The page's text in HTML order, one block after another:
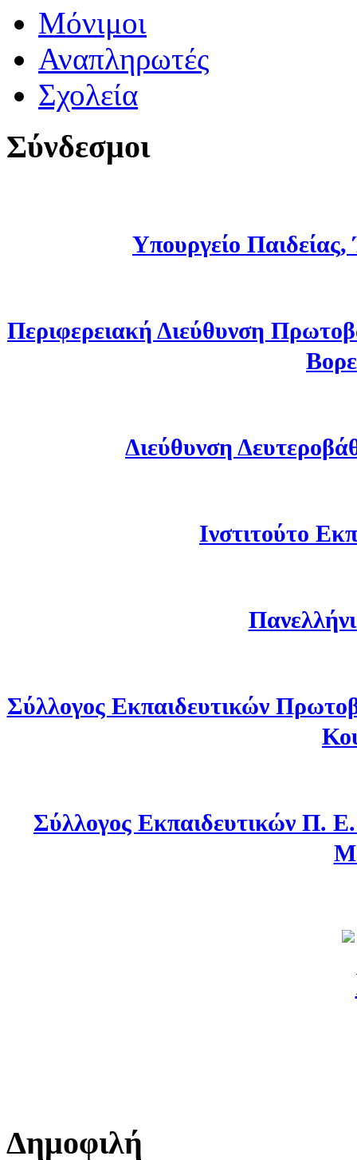
Μόνιμοι
Αναπληρωτές
Σχολεία
Σύνδεσμοι
Υπουργείο
Περιφερειακή Διεύθυνση
Διεύθυνση
Ινστιτούτο
Σύλλογος Εκπαιδευτικών
Σύλλογος Εκπαιδευτικών Π.
Δημοφιλή